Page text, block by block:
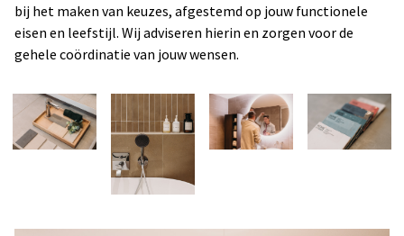
bij het maken van keuzes, afgestemd op jouw functionele
eisen en leefstijl. Wij adviseren hierin en zorgen voor de
gehele coördinatie van jouw wensen.